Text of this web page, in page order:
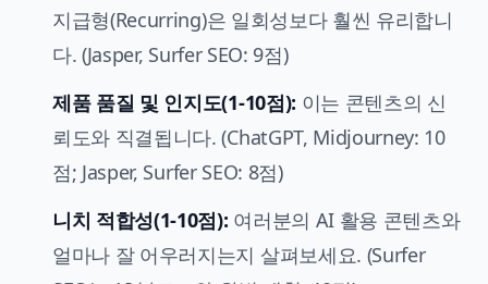
지급형(Recurring)은 일회성보다 훨씬 유리합니
다. (Jasper, Surfer SEO: 9점)
제품 품질 및 인지도(1-10점): 이는 콘텐츠의 신
뢰도와 직결됩니다. (ChatGPT, Midjourney: 10
점; Jasper, Surfer SEO: 8점)
니치 적합성(1-10점): 여러분의 AI 활용 콘텐츠와
얼마나 잘 어우러지는지 살펴보세요. (Surfer